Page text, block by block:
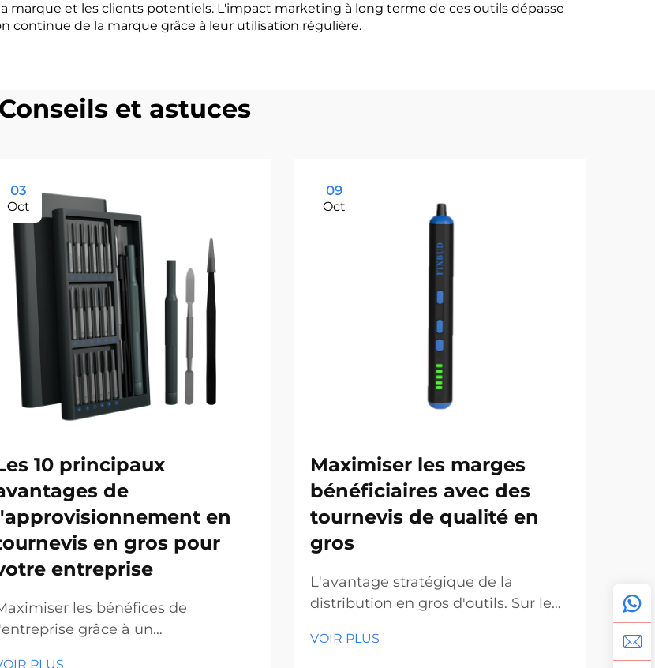
marque et les clients potentiels. L'impact marketing à long terme de ces outils dépasse
continue de la marque grâce à leur utilisation régulière.
Conseils et astuces
03
Oct
10 principaux
de
en
en gros pour
entreprise
les bénéfices de
grâce à un
PLUS
09
Oct
Maximiser les marges
bénéficiaires avec des
tournevis de qualité en
gros
L'avantage stratégique de la
distribution en gros d'outils. Sur le
l'outillage et de la construction,
VOIR PLUS